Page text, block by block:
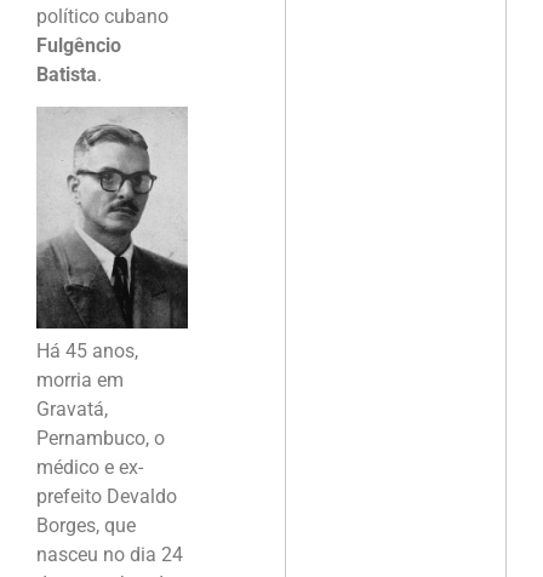
político cubano
Fulgêncio
Batista.
Há 45 anos,
morria em
Gravatá,
Pernambuco, o
médico e ex-
prefeito Devaldo
Borges, que
nasceu no dia 24